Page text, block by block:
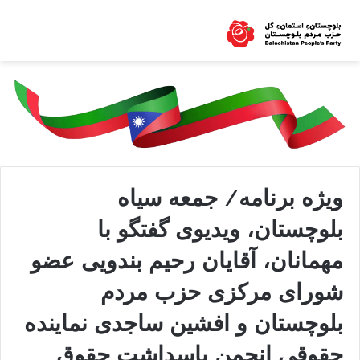
ویژه برنامه/ جمعه سیاه
بلوچستان، ویدیوی گفتگو با
مهمانان، آقایان رحیم بندویی عضو
شورای مرکزی حزب مردم
بلوچستان و افشین ساجدی نماینده